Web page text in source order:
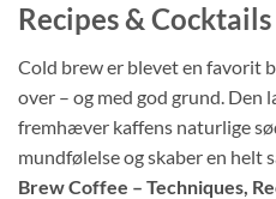
Recipes & Cocktails
Cold brew er blevet en favorit
over – og med god grund. Den
fremhæver kaffens naturlige
mundfølelse og skaber en helt
Brew Coffee – Techniques,